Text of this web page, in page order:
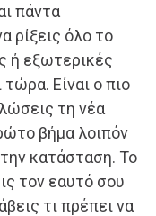
πάντα
ρίξεις όλο το
ή εξωτερικές
Είναι ο πιο
τη νέα
βήμα λοιπόν
κατάσταση. Το
τον εαυτό σου
τι πρέπει να